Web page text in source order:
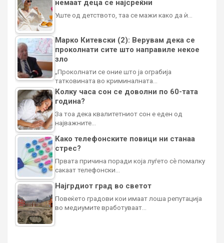
немаат деца се најсреќни
Уште од детството, таа се мажи како да ѝ…
Марко Китевски (2): Верувам дека се
проколнати сите што направиле некое
зло
„Проколнати се оние што ја ограбија
татковината во криминалната…
Колку часа сон се доволни по 60-тата
година?
За тоа дека квалитетниот сон е еден од
најважните…
Како телефонските повици ни станаа
стрес?
Првата причина поради која луѓето сè помалку
сакаат телефонски…
Најгрдиот град во светот
Повеќето градови кои имаат лоша репутација
во медиумите вработуваат…